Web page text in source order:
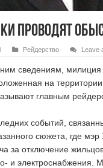
проводят
Рейдерство Leave
сведениям, милиция
на
главным
событий,
сюжета, где
за отключение
и электроснабжения.